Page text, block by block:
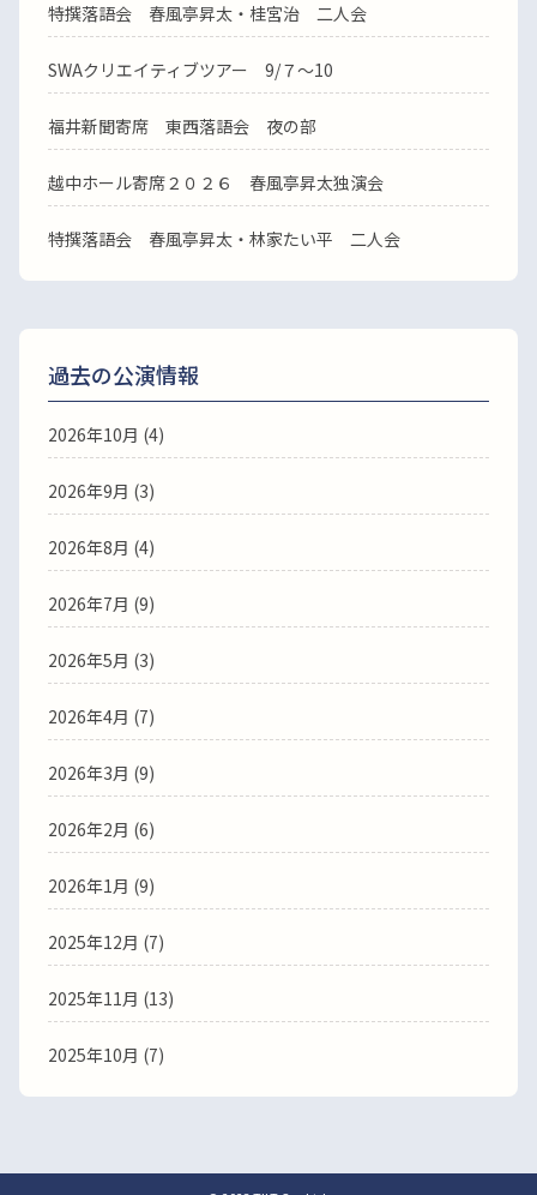
特撰落語会 春風亭昇太・桂宮治 二人会
SWAクリエイティブツアー 9/７～10
福井新聞寄席 東西落語会 夜の部
越中ホール寄席２０２６ 春風亭昇太独演会
特撰落語会 春風亭昇太・林家たい平 二人会
過去の公演情報
2026年10月 (4)
2026年9月 (3)
2026年8月 (4)
2026年7月 (9)
2026年5月 (3)
2026年4月 (7)
2026年3月 (9)
2026年2月 (6)
2026年1月 (9)
2025年12月 (7)
2025年11月 (13)
2025年10月 (7)